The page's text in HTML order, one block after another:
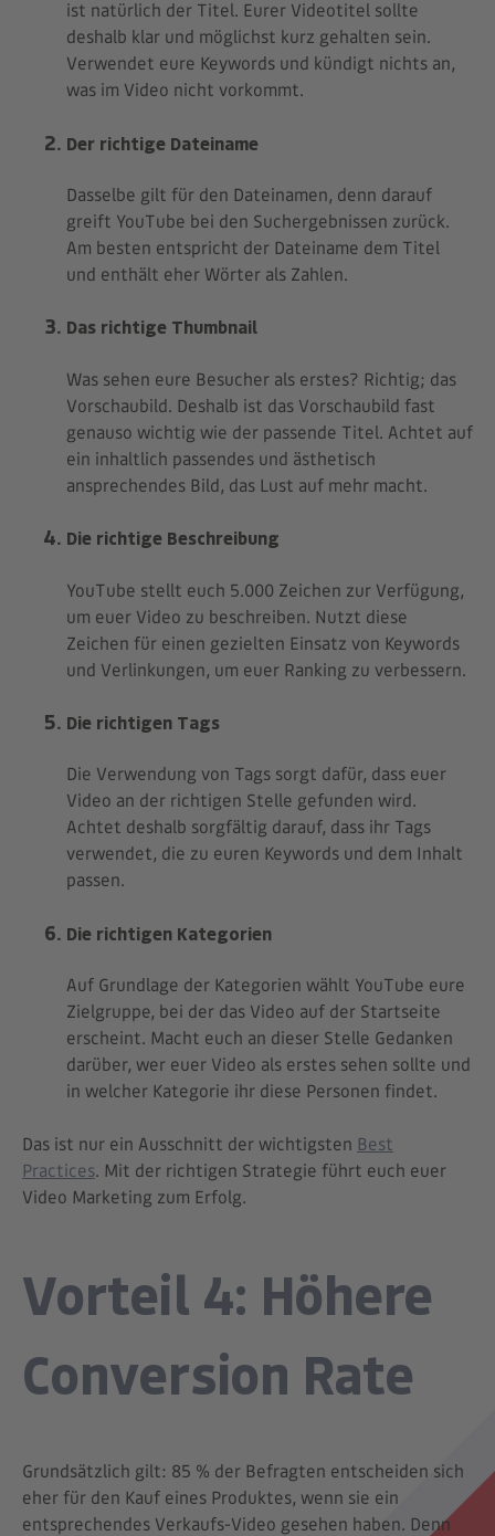
ist natürlich der Titel. Eurer Videotitel sollte
deshalb klar und möglichst kurz gehalten sein.
Verwendet eure Keywords und kündigt nichts an,
was im Video nicht vorkommt.
Der richtige Dateiname
Dasselbe gilt für den Dateinamen, denn darauf
greift YouTube bei den Suchergebnissen zurück.
Am besten entspricht der Dateiname dem Titel
und enthält eher Wörter als Zahlen.
Das richtige Thumbnail
Was sehen eure Besucher als erstes? Richtig; das
Vorschaubild. Deshalb ist das Vorschaubild fast
genauso wichtig wie der passende Titel. Achtet auf
ein inhaltlich passendes und ästhetisch
ansprechendes Bild, das Lust auf mehr macht.
Die richtige Beschreibung
YouTube stellt euch 5.000 Zeichen zur Verfügung,
um euer Video zu beschreiben. Nutzt diese
Zeichen für einen gezielten Einsatz von Keywords
und Verlinkungen, um euer Ranking zu verbessern.
Die richtigen Tags
Die Verwendung von Tags sorgt dafür, dass euer
Video an der richtigen Stelle gefunden wird.
Achtet deshalb sorgfältig darauf, dass ihr Tags
verwendet, die zu euren Keywords und dem Inhalt
passen.
Die richtigen Kategorien
Auf Grundlage der Kategorien wählt YouTube eure
Zielgruppe, bei der das Video auf der Startseite
erscheint. Macht euch an dieser Stelle Gedanken
darüber, wer euer Video als erstes sehen sollte und
in welcher Kategorie ihr diese Personen findet.
Das ist nur ein Ausschnitt der wichtigsten Best
Practices. Mit der richtigen Strategie führt euch euer
Video Marketing zum Erfolg.
Vorteil 4: Höhere
Conversion Rate
Grundsätzlich gilt: 85 % der Befragten entscheiden sich
eher für den Kauf eines Produktes, wenn sie ein
entsprechendes Verkaufs-Video gesehen haben. Denn